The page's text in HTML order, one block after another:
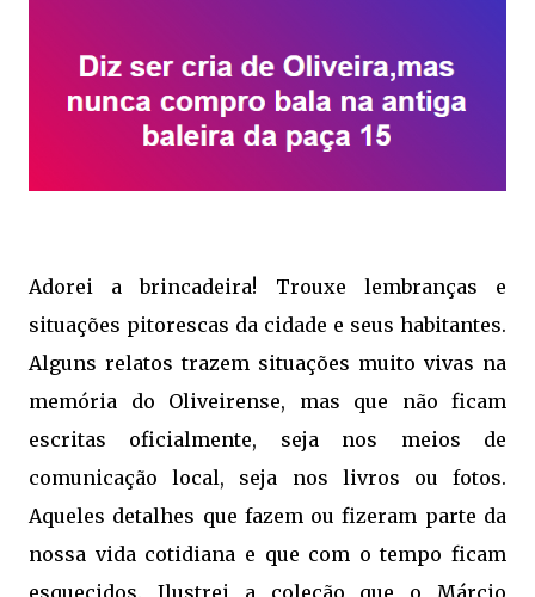
Adorei a brincadeira! Trouxe lembranças e
situações pitorescas da cidade e seus habitantes.
Alguns relatos trazem situações muito vivas na
memória do Oliveirense, mas que não ficam
escritas oficialmente, seja nos meios de
comunicação local, seja nos livros ou fotos.
Aqueles detalhes que fazem ou fizeram parte da
nossa vida cotidiana e que com o tempo ficam